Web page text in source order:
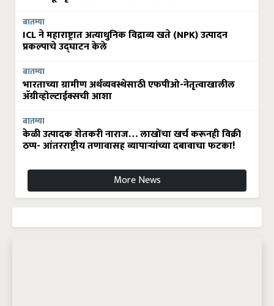
बातम्या
ICL ने महाराष्ट्रात अत्याधुनिक विद्राव्य खते (NPK) उत्पादन
प्रकल्पाचे उद्घाटन केले
बातम्या
भारताच्या ग्रामीण अर्थव्यवस्थेसाठी एफपीओ-नेतृत्वाखालील
अ‍ॅग्रीव्होल्टाईक्सची आशा
बातम्या
केळी उत्पादक शेतकरी नाराज… लाखोंचा खर्च करूनही विक्री
ठप्प- आंतरराष्ट्रीय तणावासह व्यापाऱ्यांच्या दबावाचा फटका!
More News